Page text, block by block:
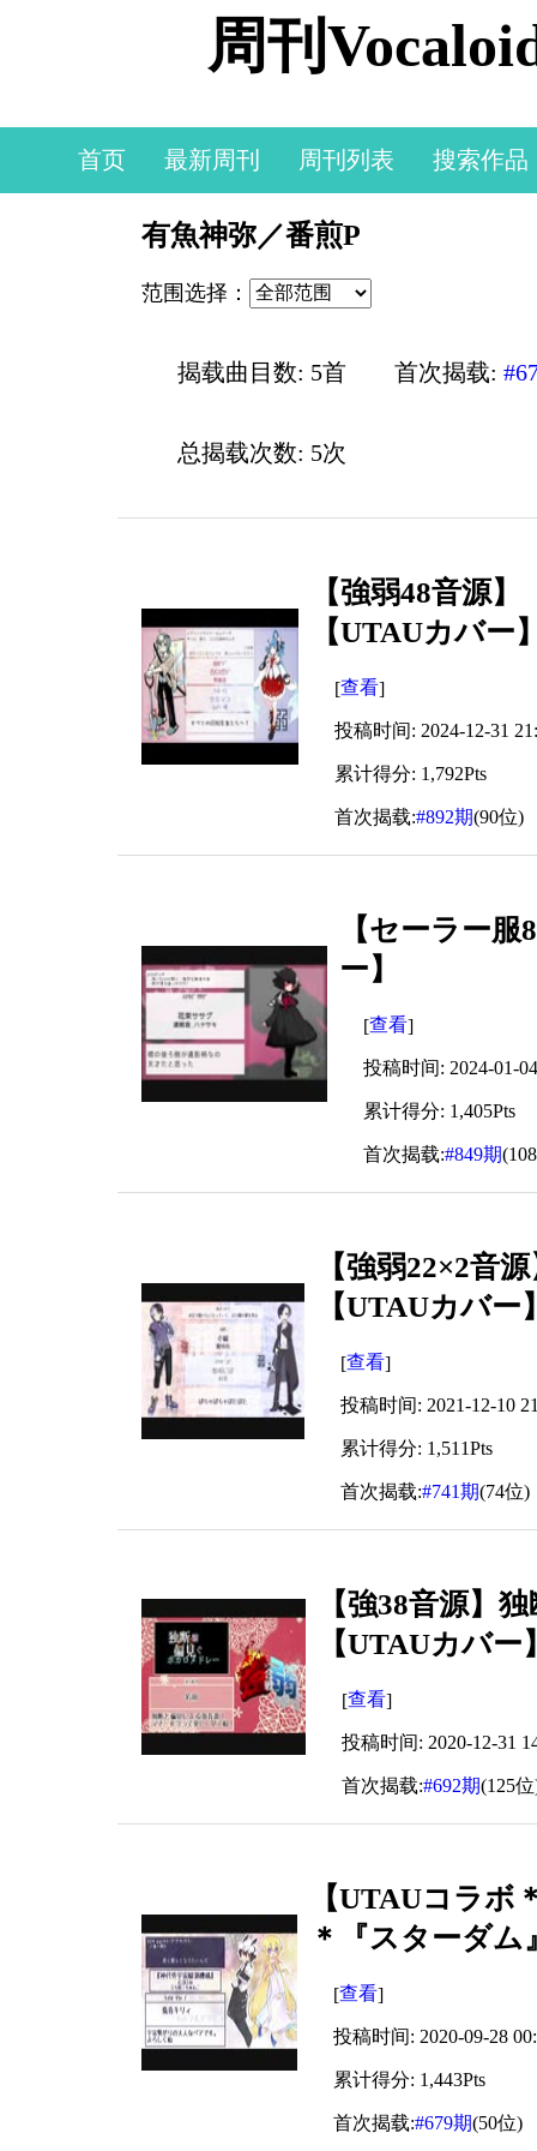
周刊
首页 最新周刊 周刊列表 搜索作品
有魚神弥／番煎P
范围选择：
揭载曲目数: 5首 首次揭载:
总揭载次数: 5次
【強弱48音源
【UTAUカバー
[查看]
投稿时间: 2024-12-31
累计得分: 1,792Pts
首次揭载:#892期(90位)
【セーラー
ー】
[查看]
投稿时间: 2024-01-
累计得分: 1,405Pts
首次揭载:#849期
【強弱22×2音
【UTAUカバー
[查看]
投稿时间: 2021-12-10
累计得分: 1,511Pts
首次揭载:#741期(74位)
【強38音源】
【UTAUカバー
[查看]
投稿时间: 2020-12-31
首次揭载:#692期(125
【UTAUコラ
＊『スターダム
[查看]
投稿时间: 2020-09-28
累计得分: 1,443Pts
首次揭载:#679期(50位)